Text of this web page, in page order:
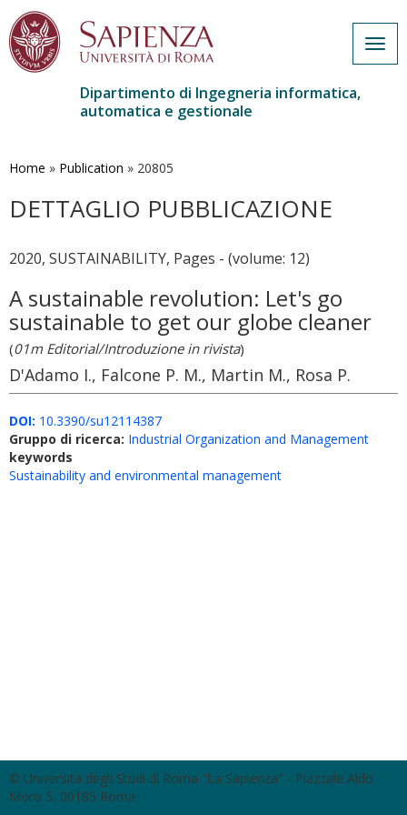
contenuto
Dipartimento di Ingegneria informatica,
automatica e gestionale
Home » Publication » 20805
DETTAGLIO PUBBLICAZIONE
2020, SUSTAINABILITY, Pages - (volume: 12)
A sustainable revolution: Let's go
sustainable to get our globe cleaner
(01m Editorial/Introduzione in rivista)
D'Adamo I., Falcone P. M., Martin M., Rosa P.
DOI: 10.3390/su12114387
Gruppo di ricerca: Industrial Organization and Management
keywords
Sustainability and environmental management
© Università degli Studi di Roma "La Sapienza" - Piazzale Aldo
Moro 5, 00185 Roma